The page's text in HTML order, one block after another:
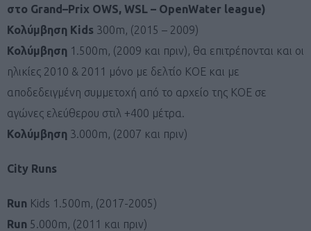
στο Grand–Prix OWS, WSL – OpenWater league)
Κολύμβηση Kids 300m, (2015 – 2009)
Κολύμβηση 1.500m, (2009 και πριν), θα επιτρέπονται και οι
ηλικίες 2010 & 2011 μόνο με δελτίο ΚΟΕ και με
αποδεδειγμένη συμμετοχή από το αρχείο της ΚΟΕ σε
αγώνες ελεύθερου στιλ +400 μέτρα.
Κολύμβηση 3.000m, (2007 και πριν)
City Runs
Run Kids 1.500m, (2017-2005)
Run 5.000m, (2011 και πριν)